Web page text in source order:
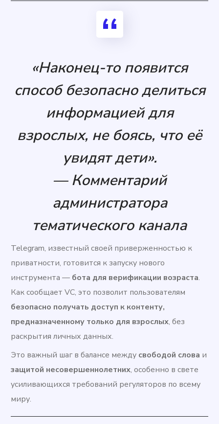
«Наконец-то появится
способ безопасно делиться
информацией для
взрослых, не боясь, что её
увидят дети».
— Комментарий
администратора
тематического канала
Telegram, известный своей приверженностью к
приватности, готовится к запуску нового
инструмента — бота для верификации возраста.
Как сообщает VC, это позволит пользователям
безопасно получать доступ к контенту,
предназначенному только для взрослых, без
раскрытия личных данных.
Это важный шаг в балансе между свободой слова и
защитой несовершеннолетних, особенно в свете
усиливающихся требований регуляторов по всему
миру.